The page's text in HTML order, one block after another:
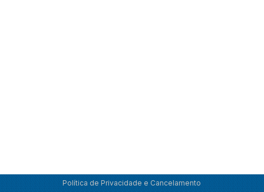
Política de Privacidade e Cancelamento